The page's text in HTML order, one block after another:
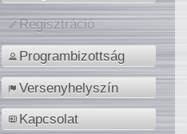
Regisztráció
Programbizottság
Versenyhelyszín
Kapcsolat